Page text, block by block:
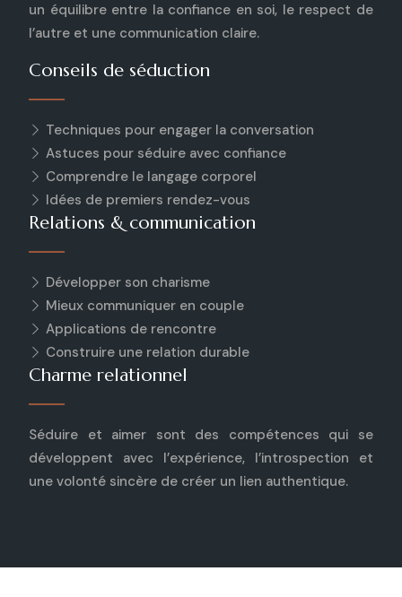
un équilibre entre la confiance en soi, le respect de
l’autre et une communication claire.
Conseils de séduction
Techniques pour engager la conversation
Astuces pour séduire avec confiance
Comprendre le langage corporel
Idées de premiers rendez-vous
Relations & communication
Développer son charisme
Mieux communiquer en couple
Applications de rencontre
Construire une relation durable
Charme relationnel
Séduire et aimer sont des compétences qui se
développent avec l’expérience, l’introspection et
une volonté sincère de créer un lien authentique.